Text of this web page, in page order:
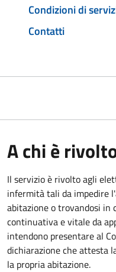
Condizioni di
Contatti
A chi è
Il servizio è rivolto agli
infermità tali da impedire
abitazione o trovandosi in
continuativa e vitale da
intendono presentare al
dichiarazione che attesta
la propria abitazione.